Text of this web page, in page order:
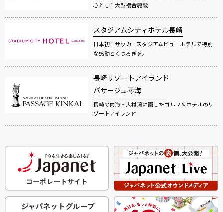
心とした大型複合施設
スタジアムシティホテル長崎
日本初！サッカースタジアムビューホテルで特別
な感動とくつろぎを。
長崎リゾートアイランド
パサージュ琴海
長崎の内海・大村湾に面したゴルフ＆ホテルのリ
ゾートアイランド